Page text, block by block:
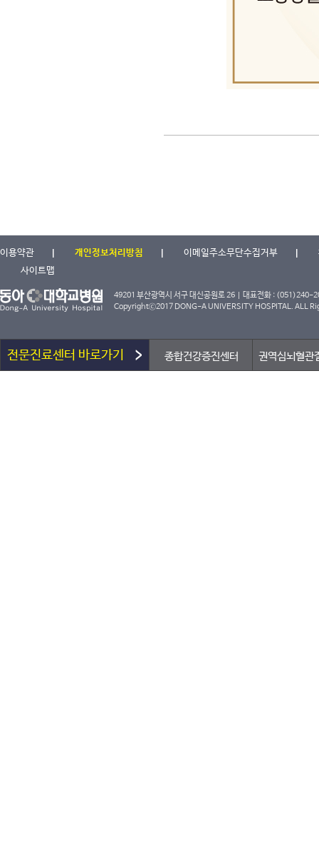
전문진료센터 바로가기 종합건강증진센터 권역심뇌혈관
이용약관 개인정보처리방침 이메일주소무단수집거부
사이트맵
49201 부산광역시 서구 대신공원로 26 | 대표전화 :
Copyrightⓒ2017 DONG-A UNIVERSITY HOSPITAL. ALL